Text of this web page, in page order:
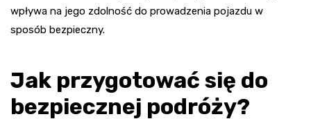
wpływa na jego zdolność do prowadzenia pojazdu w
sposób bezpieczny.
Jak przygotować się do
bezpiecznej podróży?